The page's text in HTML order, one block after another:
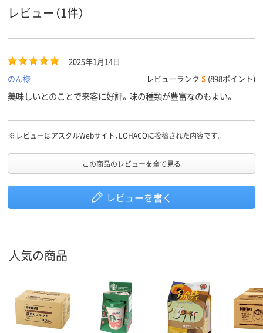
レビュー（1件）
2025年1月14日
のん様
レビューランク S (898ポイント)
美味しいとのことで来客に好評。味の種類が豊富なのもよい。
※ レビューはアスクルWebサイト、LOHACOに投稿された内容です。
この商品のレビューを全て見る
レビューを書く
人気の商品